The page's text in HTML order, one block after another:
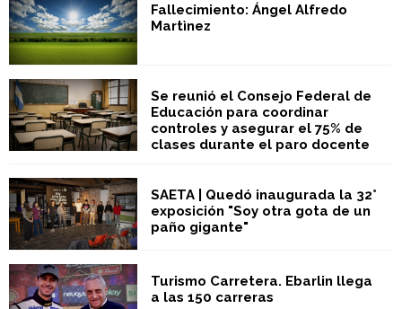
Fallecimiento: Ángel Alfredo
Martìnez
Se reunió el Consejo Federal de
Educación para coordinar
controles y asegurar el 75% de
clases durante el paro docente
SAETA | Quedó inaugurada la 32°
exposición "Soy otra gota de un
paño gigante"
Turismo Carretera. Ebarlin llega
a las 150 carreras